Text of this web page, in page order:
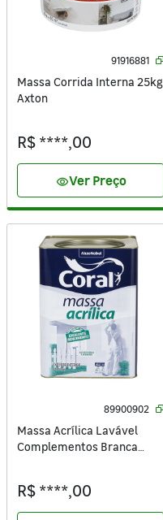
91916881
Massa Corrida Interna 25kg
Axton
R$ ****,00
visibilityVer Preço
89900902
Massa Acrílica Lavável
Complementos Branca
R$ ****,00